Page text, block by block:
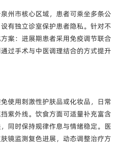
州市核心区域，患者可乘坐多条公
有独立诊室保护患者隐私。针对不
案：进展期患者采用免疫调节联合
过手术与中医调理结合的方式提升
使用刺激性护肤品或化妆品，日常
紫外线。饮食方面可适量补充富含
同时保持规律作息与情绪稳定。医
镜监测复色进展，动态调整治疗方